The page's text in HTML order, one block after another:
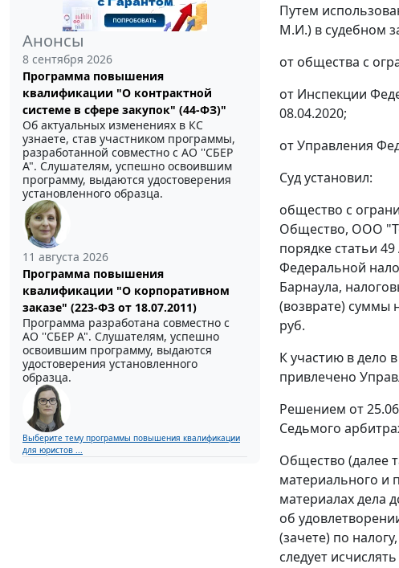
Анонсы
8 сентября 2026
Программа повышения
квалификации "О контрактной
системе в сфере закупок" (44-ФЗ)"
Об актуальных изменениях в КС
узнаете, став участником программы,
разработанной совместно с АО ''СБЕР
А". Слушателям, успешно освоившим
программу, выдаются удостоверения
установленного образца.
11 августа 2026
Программа повышения
квалификации "О корпоративном
заказе" (223-ФЗ от 18.07.2011)
Программа разработана совместно с
АО ''СБЕР А". Слушателям, успешно
освоившим программу, выдаются
удостоверения установленного
образца.
Выберите тему программы повышения квалификации
для юристов ...
Путем
М.И.) в судебном
от общества с
от Инспекции
08.04.2020;
от Управления
Суд установил:
общество с
Общество, ООО
порядке статьи
Федеральной
Барнаула,
(возврате) суммы
руб.
К участию в дело
привлечено
Решением от
Седьмого
Общество (далее
материального и
материалах дела
об
(зачете) по
следует